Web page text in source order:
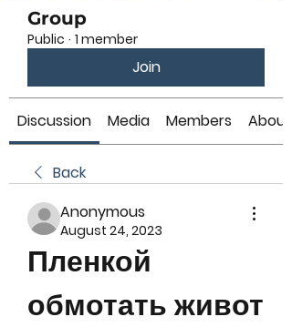
Group
Public · 1 member
Join
Discussion Media Members About
Back
Anonymous
August 24, 2023
Пленкой
обмотать живот